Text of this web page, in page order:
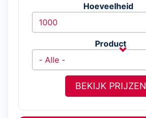
Hoeveelheid
Product
BEKIJK PRIJZEN